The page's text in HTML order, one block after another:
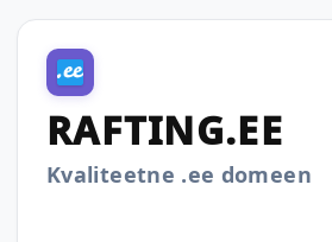
RAFTING.EE
Kvaliteetne .ee domeen